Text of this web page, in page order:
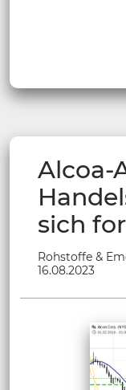
Alcoa-
sich
Rohstoffe &
16.08.2023